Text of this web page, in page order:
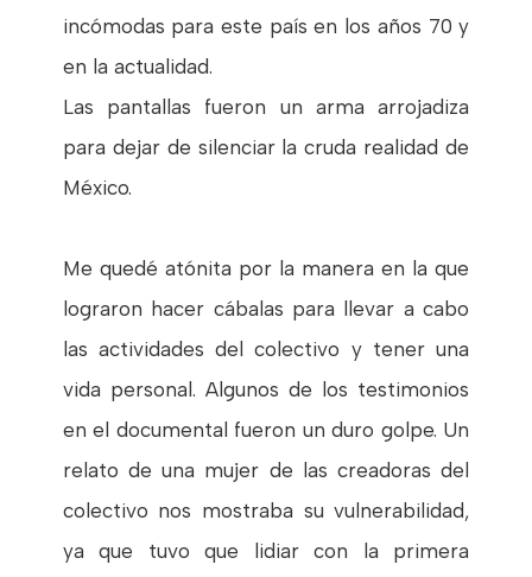
incómodas para este país en los años 70 y
en la actualidad.
Las pantallas fueron un arma arrojadiza
para dejar de silenciar la cruda realidad de
México.
Me quedé atónita por la manera en la que
lograron hacer cábalas para llevar a cabo
las actividades del colectivo y tener una
vida personal. Algunos de los testimonios
en el documental fueron un duro golpe. Un
relato de una mujer de las creadoras del
colectivo nos mostraba su vulnerabilidad,
ya que tuvo que lidiar con la primera